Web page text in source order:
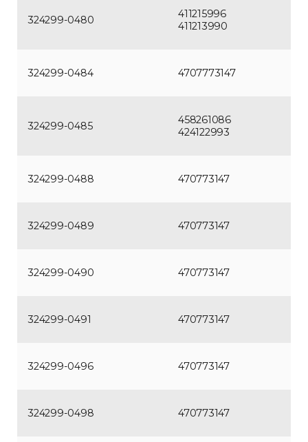
324299-0480
411215996
411213990
324299-0484 4707773147
324299-0485
458261086
424122993
324299-0488 470773147
324299-0489 470773147
324299-0490 470773147
324299-0491 470773147
324299-0496 470773147
324299-0498 470773147